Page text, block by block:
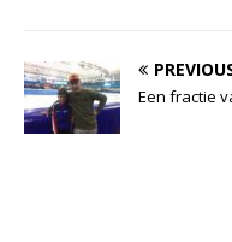
Een fractie